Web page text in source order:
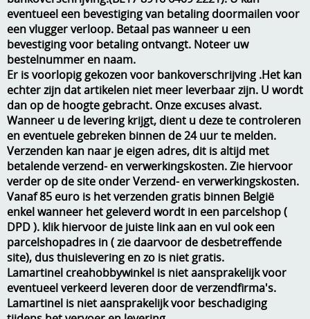
Kleurmateriaal-tekenmateriaal
Kneedmateriaal
Knipvellen
Leuke versieringen
Merken
Netjes opbergen
Papier en karton
Ponsen
Ribbelaar
Snijmaterialen
Speciaal papier
Stans machine en embossing machines
eventueel een bevestiging van betaling doormailen voor
een vlugger verloop. Betaal pas wanneer u een
bevestiging voor betaling ontvangt. Noteer uw
bestelnummer en naam.
Er is voorlopig gekozen voor bankoverschrijving .Het kan
echter zijn dat artikelen niet meer leverbaar zijn. U wordt
dan op de hoogte gebracht. Onze excuses alvast.
Wanneer u de levering krijgt, dient u deze te controleren
en eventuele gebreken binnen de 24 uur te melden.
Verzenden kan naar je eigen adres, dit is altijd met
betalende verzend- en verwerkingskosten. Zie hiervoor
verder op de site onder Verzend- en verwerkingskosten.
Vanaf 85 euro is het verzenden gratis binnen België
enkel wanneer het geleverd wordt in een parcelshop (
DPD ). klik hiervoor de juiste link aan en vul ook een
parcelshopadres in ( zie daarvoor de desbetreffende
site), dus thuislevering en zo is niet gratis.
Lamartinel creahobbywinkel is niet aansprakelijk voor
eventueel verkeerd leveren door de verzendfirma's.
Lamartinel is niet aansprakelijk voor beschadiging